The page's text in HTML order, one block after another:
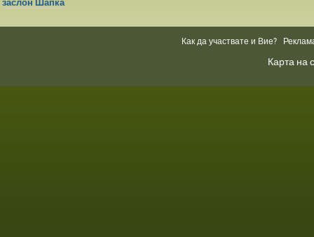
заслон Шапка
Как да участвате и Вие?
Карта на